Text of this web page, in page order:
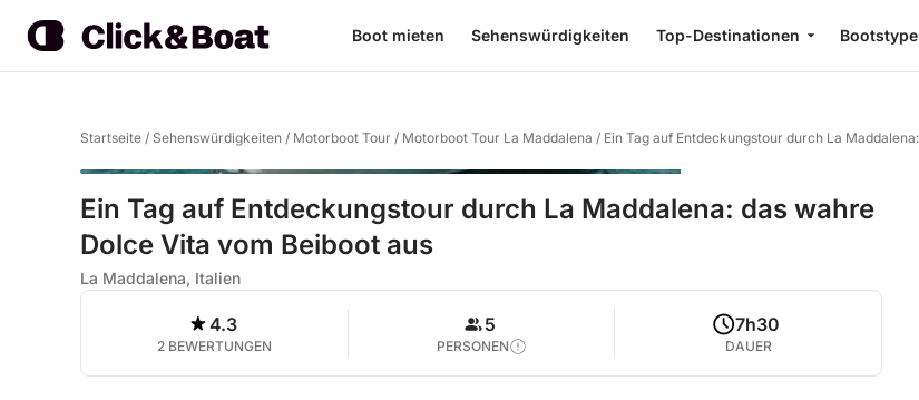
Boot mieten Sehenswürdigkeiten Top-Destinationen
Startseite / Sehenswürdigkeiten / Motorboot Tour / Motorboot Tour La Maddalena / Ein Tag auf Entdeckungstour durch La
Ein Tag auf Entdeckungstour durch La Maddalena: das wahre
Dolce Vita vom Beiboot aus
La Maddalena, Italien
4.3
2 BEWERTUNGEN
5
PERSONEN
7h30
DAUER